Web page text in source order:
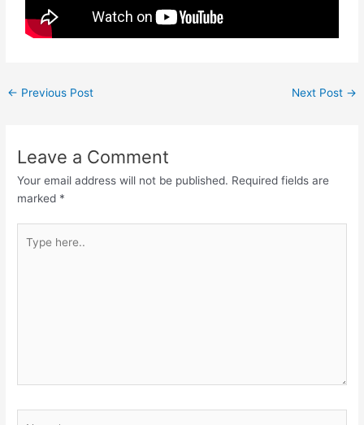
← Previous Post Next Post →
Leave a Comment
Your email address will not be published. Required fields are
marked *
here..